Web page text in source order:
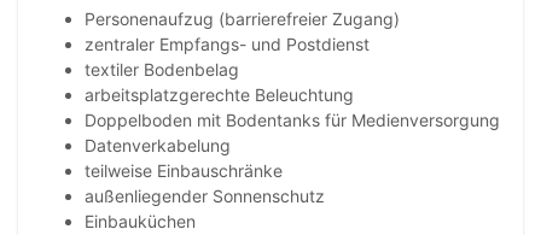
Personenaufzug (barrierefreier Zugang)
zentraler Empfangs- und Postdienst
textiler Bodenbelag
arbeitsplatzgerechte Beleuchtung
Doppelboden mit Bodentanks für Medienversorgung
Datenverkabelung
teilweise Einbauschränke
außenliegender Sonnenschutz
Einbauküchen